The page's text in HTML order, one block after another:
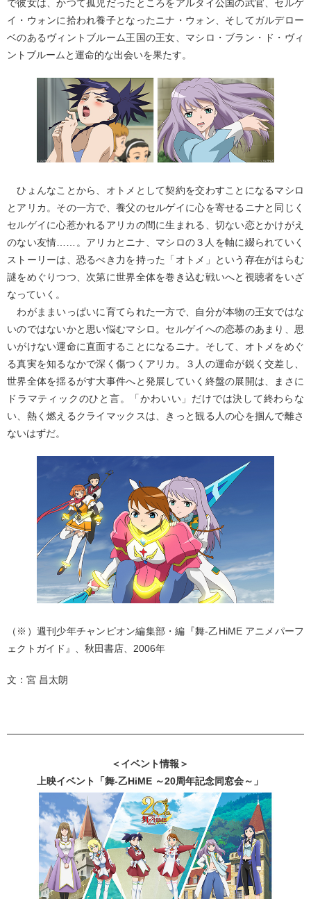
で彼女は、かつて孤児だったところをアルタイ公国の武官、セルゲ
イ・ウォンに拾われ養子となったニナ・ウォン、そしてガルデロー
ベのあるヴィントブルーム王国の王女、マシロ・ブラン・ド・ヴィ
ントブルームと運命的な出会いを果たす。
ひょんなことから、オトメとして契約を交わすことになるマシロ
とアリカ。その一方で、養父のセルゲイに心を寄せるニナと同じく
セルゲイに心惹かれるアリカの間に生まれる、切ない恋とかけがえ
のない友情……。アリカとニナ、マシロの３人を軸に綴られていく
ストーリーは、恐るべき力を持った「オトメ」という存在がはらむ
謎をめぐりつつ、次第に世界全体を巻き込む戦いへと視聴者をいざ
なっていく。
わがままいっぱいに育てられた一方で、自分が本物の王女ではな
いのではないかと思い悩むマシロ。セルゲイへの恋慕のあまり、思
いがけない運命に直面することになるニナ。そして、オトメをめぐ
る真実を知るなかで深く傷つくアリカ。３人の運命が鋭く交差し、
世界全体を揺るがす大事件へと発展していく終盤の展開は、まさに
ドラマティックのひと言。「かわいい」だけでは決して終わらな
い、熱く燃えるクライマックスは、きっと観る人の心を掴んで離さ
ないはずだ。
（※）週刊少年チャンピオン編集部・編『舞-乙HiME アニメパーフ
ェクトガイド』、秋田書店、2006年
文：宮 昌太朗
＜イベント情報＞
上映イベント「舞-乙HiME ～20周年記念同窓会～」